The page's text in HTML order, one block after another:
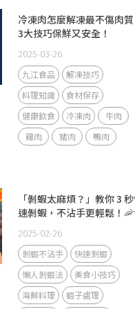
冷凍肉怎麼解凍最不傷肉
3大技巧保鮮又安全！
2025-03-26
九江食品
解凍技巧
料理知識
食材保存
健康飲食
冷凍肉
牛肉
雞肉
豬肉 鴨肉
「剝蝦太麻煩？」教你 3
速剝蝦，不沾手更輕鬆！
2025-02-26
剝蝦不沾手
快速剝蝦
懶人剝蝦法
美食小技巧
海鮮料理
蝦子處理